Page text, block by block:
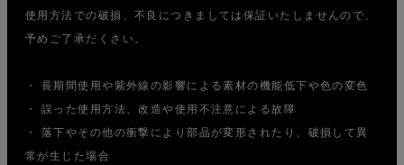
使用方法での破損、不良につきましては保証いたしませんので、
予めご了承だくさい。
・ 長期間使用や紫外線の影響による素材の機能低下や色の変色
・ 誤った使用方法、改造や使用不注意による故障
・ 落下やその他の衝撃により部品が変形されたり、破損して異
常が生じた場合